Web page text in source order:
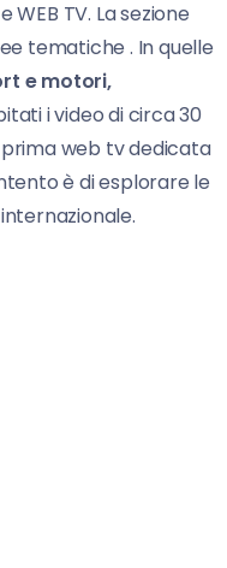
TV. La sezione
tematiche . In quelle
e motori,
i video di circa 30
prima web tv dedicata
è di esplorare le